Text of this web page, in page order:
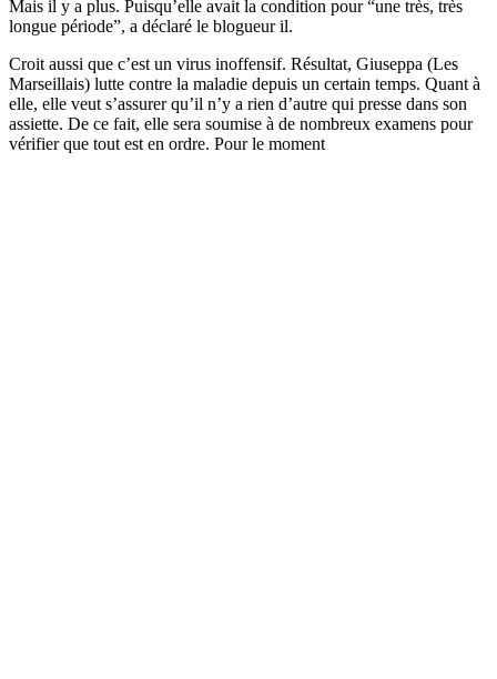
Mais il y a plus. Puisqu’elle avait la condition pour “une très, très
longue période”, a déclaré le blogueur il.
Croit aussi que c’est un virus inoffensif. Résultat, Giuseppa (Les
Marseillais) lutte contre la maladie depuis un certain temps. Quant à
elle, elle veut s’assurer qu’il n’y a rien d’autre qui presse dans son
assiette. De ce fait, elle sera soumise à de nombreux examens pour
vérifier que tout est en ordre. Pour le moment